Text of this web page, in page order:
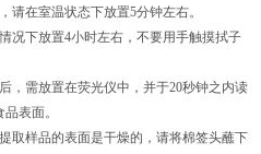
在室温状态下放置5分钟左右。
下放置4小时左右，不要用手触摸拭子
需放置在荧光仪中，并于20秒钟之内读
表面。
样品的表面是干燥的，请将棉签头蘸下